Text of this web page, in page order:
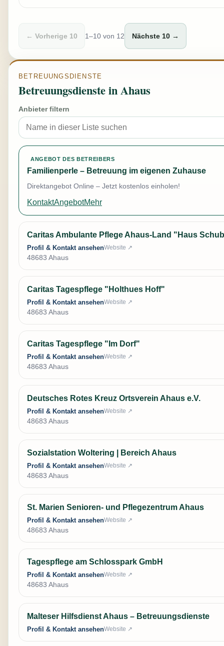
← Vorherige 10 1–10 von 12 Nächste 10 →
BETREUUNGSDIENSTE
Betreuungsdienste in Ahaus
Anbieter filtern
ANGEBOT DES BETREIBERS
Familienperle – Betreuung im eigenen Zuhause
Direktangebot Online – Jetzt kostenlos einholen!
KontaktAngebotMehr
Caritas Ambulante Pflege Ahaus-Land "Haus
Profil & Kontakt ansehenWebsite ↗
48683 Ahaus
Caritas Tagespflege "Holthues Hoff"
Profil & Kontakt ansehenWebsite ↗
48683 Ahaus
Caritas Tagespflege "Im Dorf"
Profil & Kontakt ansehenWebsite ↗
48683 Ahaus
Deutsches Rotes Kreuz Ortsverein Ahaus e.V.
Profil & Kontakt ansehenWebsite ↗
48683 Ahaus
Sozialstation Woltering | Bereich Ahaus
Profil & Kontakt ansehenWebsite ↗
48683 Ahaus
St. Marien Senioren- und Pflegezentrum Ahaus
Profil & Kontakt ansehenWebsite ↗
48683 Ahaus
Tagespflege am Schlosspark GmbH
Profil & Kontakt ansehenWebsite ↗
48683 Ahaus
Malteser Hilfsdienst Ahaus – Betreuungsdienste
Profil & Kontakt ansehenWebsite ↗